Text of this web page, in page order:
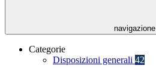
navigazione
Categorie
Disposizioni generali 42